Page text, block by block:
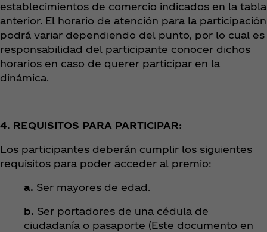
establecimientos de comercio indicados en la tabla
anterior. El horario de atención para la participación
podrá variar dependiendo del punto, por lo cual es
responsabilidad del participante conocer dichos
horarios en caso de querer participar en la
dinámica.
4. REQUISITOS PARA PARTICIPAR:
Los participantes deberán cumplir los siguientes
requisitos para poder acceder al premio:
a. Ser mayores de edad.
b. Ser portadores de una cédula de
ciudadanía o pasaporte (Este documento en